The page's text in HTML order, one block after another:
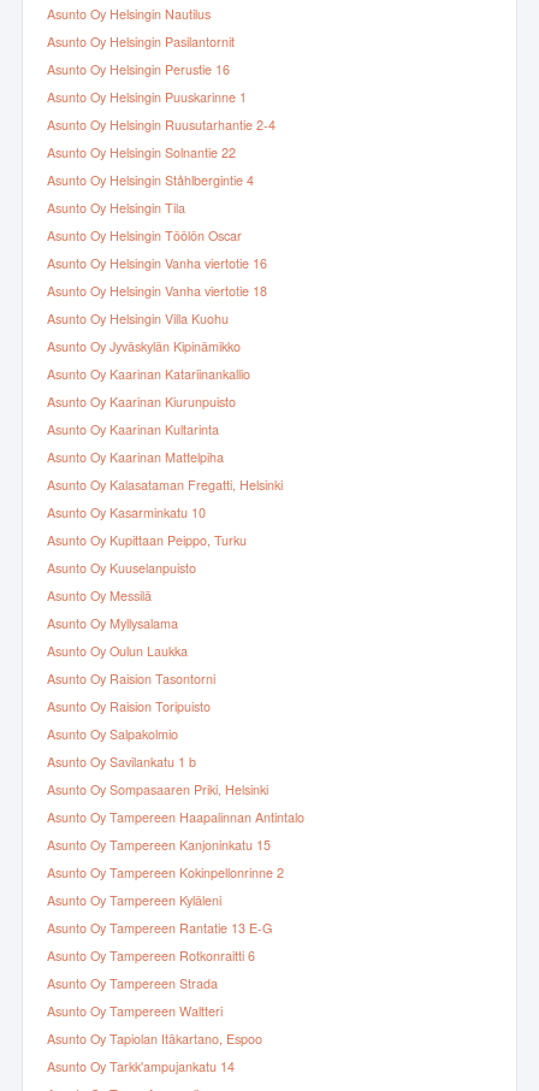
Asunto Oy Helsingin Nautilus
Asunto Oy Helsingin Pasilantornit
Asunto Oy Helsingin Perustie 16
Asunto Oy Helsingin Puuskarinne 1
Asunto Oy Helsingin Ruusutarhantie 2-4
Asunto Oy Helsingin Solnantie 22
Asunto Oy Helsingin Ståhlbergintie 4
Asunto Oy Helsingin Tila
Asunto Oy Helsingin Töölön Oscar
Asunto Oy Helsingin Vanha viertotie 16
Asunto Oy Helsingin Vanha viertotie 18
Asunto Oy Helsingin Villa Kuohu
Asunto Oy Jyväskylän Kipinämikko
Asunto Oy Kaarinan Katariinankallio
Asunto Oy Kaarinan Kiurunpuisto
Asunto Oy Kaarinan Kultarinta
Asunto Oy Kaarinan Mattelpiha
Asunto Oy Kalasataman Fregatti, Helsinki
Asunto Oy Kasarminkatu 10
Asunto Oy Kupittaan Peippo, Turku
Asunto Oy Kuuselanpuisto
Asunto Oy Messilä
Asunto Oy Myllysalama
Asunto Oy Oulun Laukka
Asunto Oy Raision Tasontorni
Asunto Oy Raision Toripuisto
Asunto Oy Salpakolmio
Asunto Oy Savilankatu 1 b
Asunto Oy Sompasaaren Priki, Helsinki
Asunto Oy Tampereen Haapalinnan Antintalo
Asunto Oy Tampereen Kanjoninkatu 15
Asunto Oy Tampereen Kokinpellonrinne 2
Asunto Oy Tampereen Kyläleni
Asunto Oy Tampereen Rantatie 13 E-G
Asunto Oy Tampereen Rotkonraitti 6
Asunto Oy Tampereen Strada
Asunto Oy Tampereen Waltteri
Asunto Oy Tapiolan Itäkartano, Espoo
Asunto Oy Tarkk'ampujankatu 14